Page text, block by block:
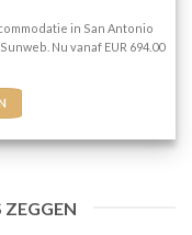
in San Antonio
Nu vanaf EUR 694.00